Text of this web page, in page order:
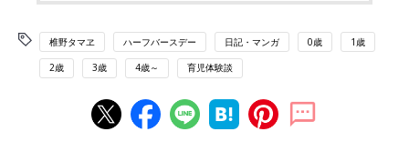
椎野タマヱ ハーフバースデー 日記・マンガ 0歳 1歳
2歳 3歳 4歳～ 育児体験談